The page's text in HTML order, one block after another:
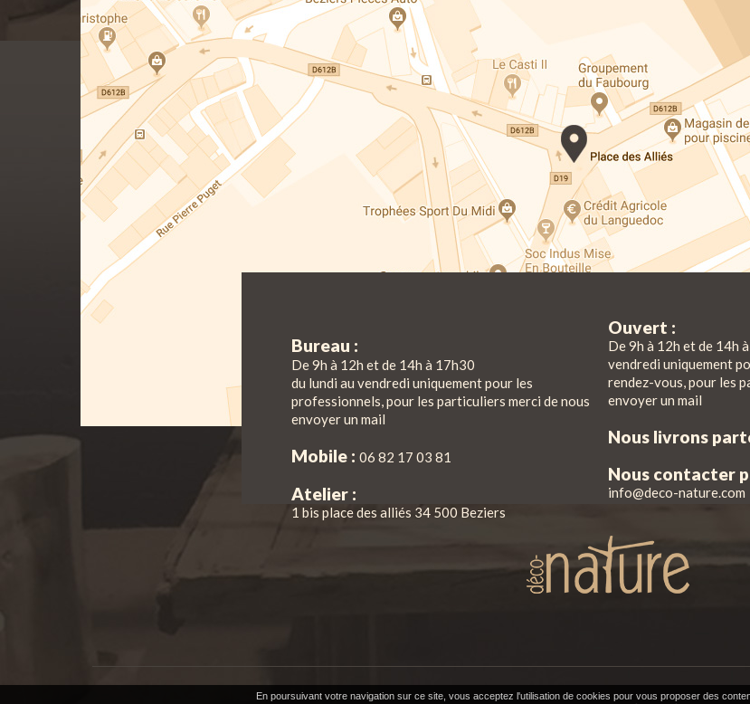
Bureau :
De 9h à 12h et de 14h à 17h30
du lundi au vendredi uniquement pour les
professionnels, pour les particuliers merci de nous
envoyer un mail
Mobile : 06 82 17 03 81
Atelier :
1 bis place des alliés 34 500 Beziers
Ouvert :
De 9h à 12h et de 14h
vendredi uniquement
rendez-vous, pour les
envoyer un mail
Nous livrons
Nous contacter
info@deco-nature.com
En poursuivant votre navigation sur ce site, vous acceptez l'utilisation de cookies pour vous proposer des